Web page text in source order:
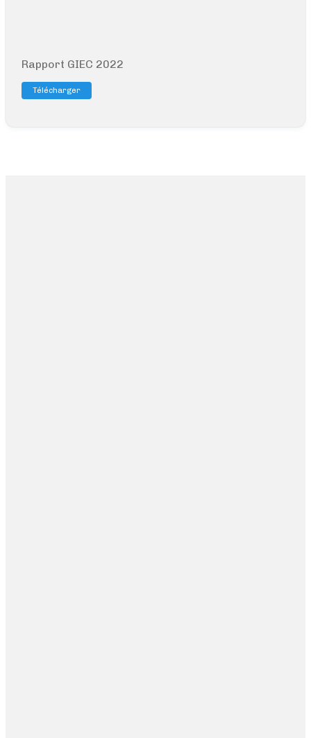
Rapport GIEC 2022
Télécharger